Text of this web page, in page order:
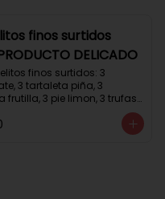
de crema de leche con
(15%) y decorado con
de avellanas.
finos surtidos
DELICADO
finos surtidos: 3
3 tartaleta piña, 3
frutilla, 3 pie limon, 3 trufas
macarrones